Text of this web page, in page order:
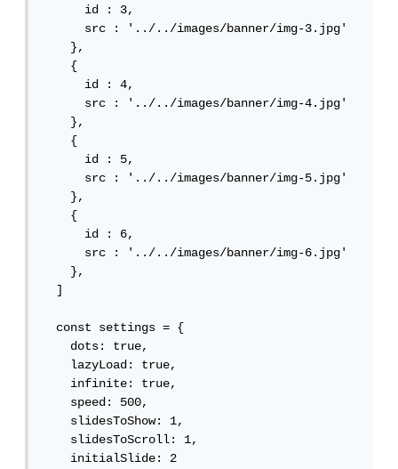
      id : 3,
      src : '../../images/banner/img-3.jpg'
    },
    {
      id : 4,
      src : '../../images/banner/img-4.jpg'
    },
    {
      id : 5,
      src : '../../images/banner/img-5.jpg'
    },
    {
      id : 6,
      src : '../../images/banner/img-6.jpg'
    },
  ]
  const settings = {
    dots: true,
    lazyLoad: true,
    infinite: true,
    speed: 500,
    slidesToShow: 1,
    slidesToScroll: 1,
    initialSlide: 2